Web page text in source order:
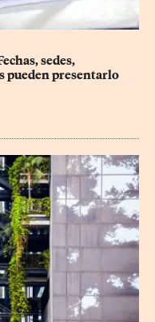
sedes,
pueden presentarlo